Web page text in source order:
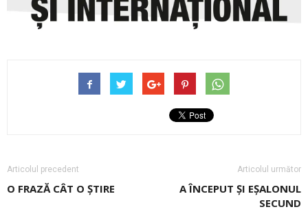
Articolul precedent
O FRAZĂ CÂT O ȘTIRE
Articolul următor
A ÎNCEPUT ȘI EȘALONUL
SECUND